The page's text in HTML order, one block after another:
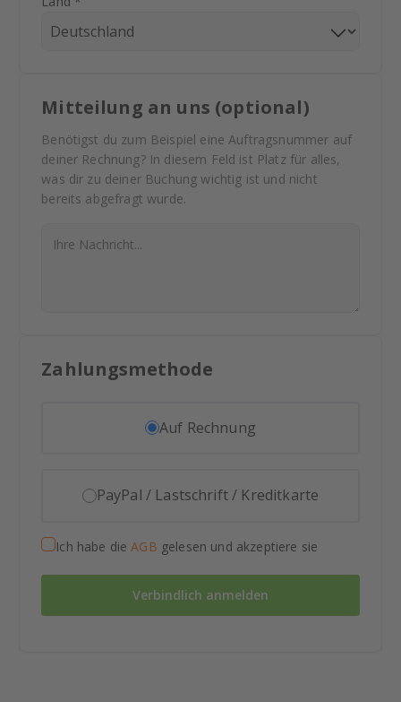
Mitteilung an uns (optional)
Benötigst du zum Beispiel eine Auftragsnummer auf
deiner Rechnung? In diesem Feld ist Platz für alles,
was dir zu deiner Buchung wichtig ist und nicht
bereits abgefragt wurde.
Zahlungsmethode
Auf Rechnung
PayPal / Lastschrift / Kreditkarte
Ich habe dieAGB gelesen und akzeptiere sie
Verbindlich anmelden